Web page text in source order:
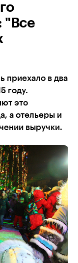
"Все
приехало в два
году.
это
а отельеры и
выручки.